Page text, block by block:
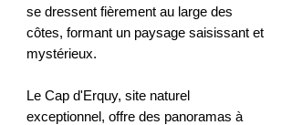
se dressent fièrement au large des
côtes, formant un paysage saisissant et
mystérieux.
Le Cap d'Erquy, site naturel
exceptionnel, offre des panoramas à